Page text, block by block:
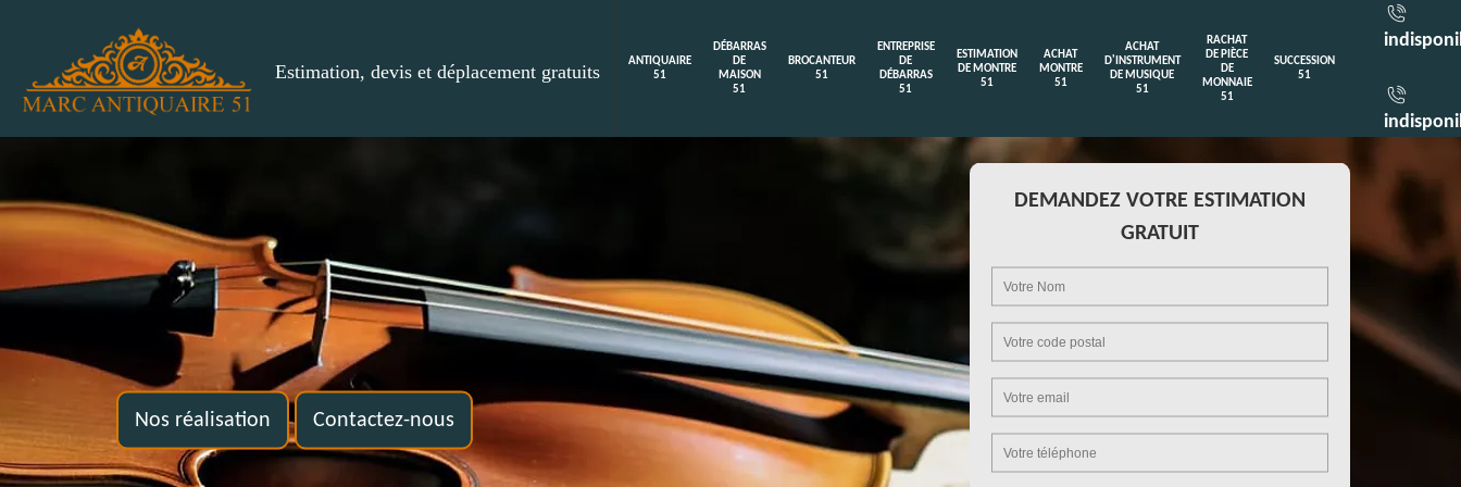
Estimation, devis et déplacement gratuits
ANTIQUAIRE
51
DÉBARRAS
DE
MAISON
51
BROCANTEUR
51
ENTREPRISE
DE
DÉBARRAS
51
ESTIMATION
DE MONTRE
51
ACHAT
MONTRE
51
ACHAT
D'INSTRUMENT
DE MUSIQUE
51
RACHAT
DE PIÈCE
DE
MONNAIE
51
SUCCESSION
51
Nos réalisation Contactez-nous
DEMANDEZ VOTRE ESTIMATION
GRATUIT